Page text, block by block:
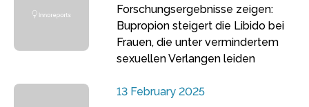
Forschungsergebnisse zeigen:
Bupropion steigert die Libido bei
Frauen, die unter vermindertem
sexuellen Verlangen leiden
13 February 2025